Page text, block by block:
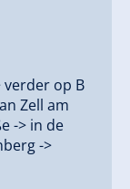
verder op B
Zell am
-> in de
->